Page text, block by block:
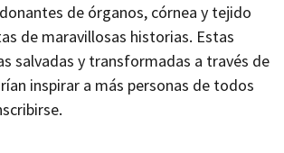
de órganos, córnea y tejido
de maravillosas historias. Estas
salvadas y transformadas a través de
inspirar a más personas de todos